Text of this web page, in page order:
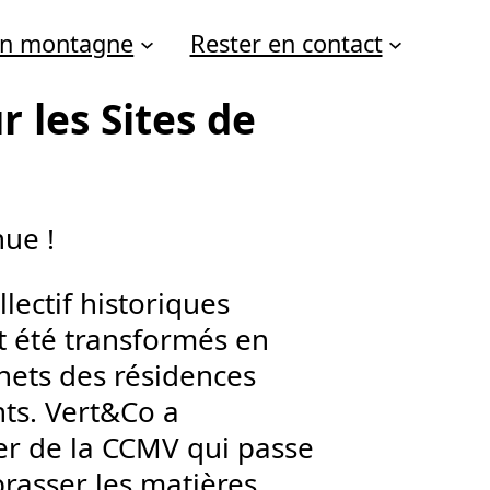
montagne Rester en contact
les Sites de
!
historiques
été transformés en
des résidences
Vert&Co a
de la CCMV qui passe